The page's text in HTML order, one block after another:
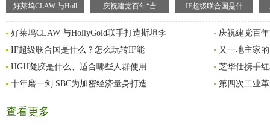
好莱坞CLAW 与Holl 庆祝建党百年“吉 IF超级联合国是什
好莱坞CLAW 与HollyGold联手打造斯坦李
庆祝建党百
IF超级联合国是什么？怎么玩转IF能
又一地主家
HGH凝胶是什么、适合哪些人群使用
芝华仕携手
十年磨一剑 SBC为加密经济量身打造
第四次工业
查看更多